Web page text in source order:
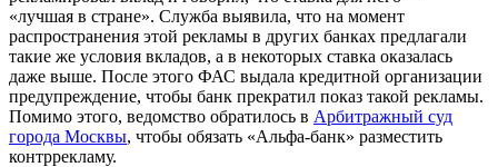
«лучшая в стране». Служба выявила, что на момент
распространения этой рекламы в других банках предлагали
такие же условия вкладов, а в некоторых ставка оказалась
даже выше. После этого ФАС выдала кредитной организации
предупреждение, чтобы банк прекратил показ такой рекламы.
Помимо этого, ведомство обратилось в Арбитражный суд
города Москвы, чтобы обязать «Альфа-банк» разместить
контррекламу.